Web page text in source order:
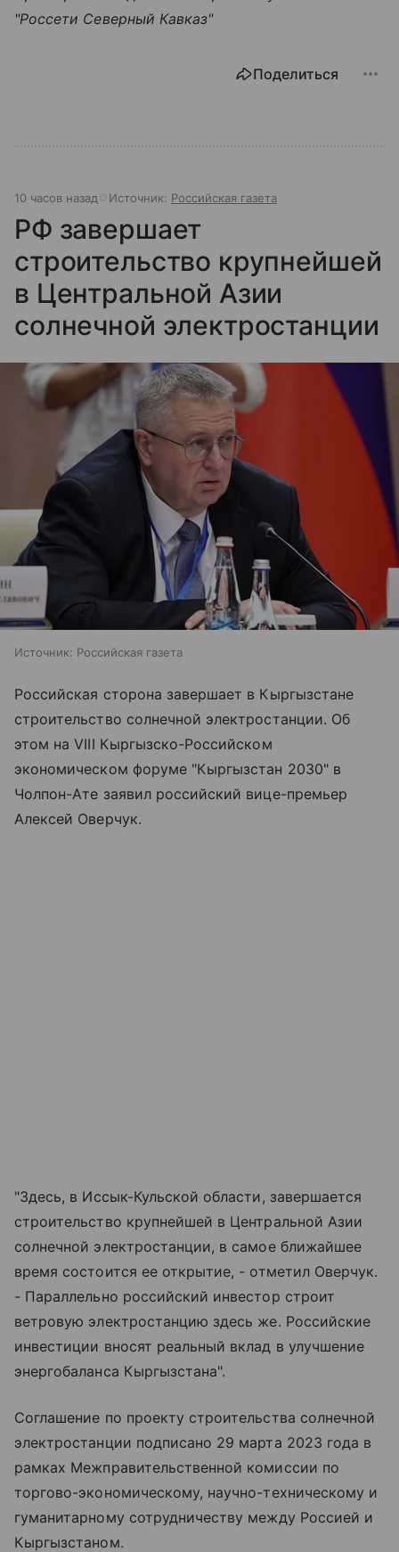
"Россети Северный Кавказ"
Поделиться
10 часов назад Источник: Российская газета
РФ завершает
строительство крупнейшей
в Центральной Азии
солнечной электростанции
Источник: Российская газета
Российская сторона завершает в Кыргызстане
строительство солнечной электростанции. Об
этом на VIII Кыргызско-Российском
экономическом форуме "Кыргызстан 2030" в
Чолпон-Ате заявил российский вице-премьер
Алексей Оверчук.
"Здесь, в Иссык-Кульской области, завершается
строительство крупнейшей в Центральной Азии
солнечной электростанции, в самое ближайшее
время состоится ее открытие, - отметил Оверчук.
- Параллельно российский инвестор строит
ветровую электростанцию здесь же. Российские
инвестиции вносят реальный вклад в улучшение
энергобаланса Кыргызстана".
Соглашение по проекту строительства солнечной
электростанции подписано 29 марта 2023 года в
рамках Межправительственной комиссии по
торгово-экономическому, научно-техническому и
гуманитарному сотрудничеству между Россией и
Кыргызстаном.